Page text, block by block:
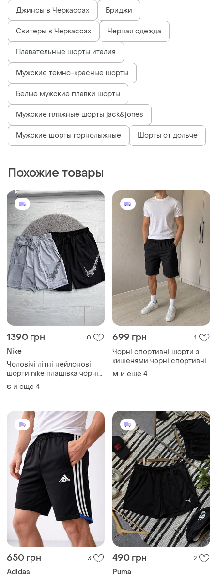
Джинсы в Черкассах Бриджи
Свитеры в Черкассах Черная одежда
Плавательные шорты италия
Мужские темно-красные шорты
Белые мужские плавки шорты
Мужские пляжные шорты jack&jones
Мужские шорты горнолыжные Шорты от дольче
Похожие товары
1390 грн 0
Nike
Чоловічі літні нейлонові
шорти nike плащівка чорні
та сірі
S и еще 4
699 грн 1
Чорні спортивні шорти з
кишенями чорні спортивні
шорти з карманами
M и еще 4
650 грн 3
Adidas
490 грн 2
Puma